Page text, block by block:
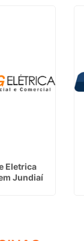
Eletrica
Jundiaí